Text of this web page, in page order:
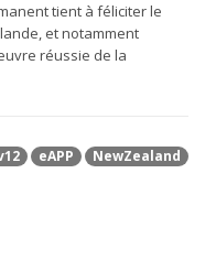
tient à féliciter le
et notamment
réussie de la
eAPP NewZealand